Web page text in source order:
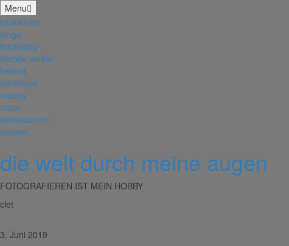
Menu
blickwinkel
dinge
fotohobby
fremde welten
heimat
lichtblicke
nachts
natur
samelsurium
wasser
die welt durch meine augen
FOTOGRAFIEREN IST MEIN HOBBY
clet
3. Juni 2019